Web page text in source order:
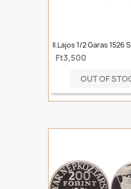
II.Lajos 1/2 Garas 1526
Ft3,500
OUT OF